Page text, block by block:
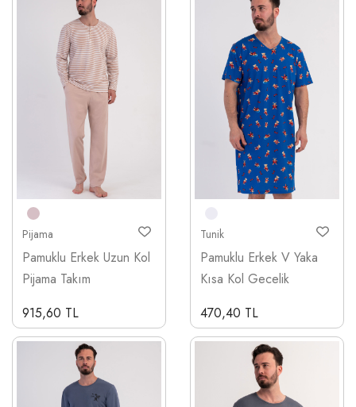
Pijama
Pamuklu Erkek Uzun Kol
Pijama Takım
915,60 TL
Tunik
Pamuklu Erkek V Yaka
Kısa Kol Gecelik
470,40 TL